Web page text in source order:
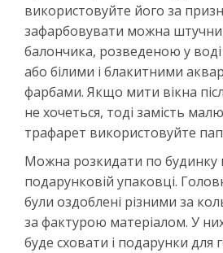
використовуйте його за
зафарбовувати можна
балончика, розведеною у
або білими і блакитними
фарбами. Якщо мити вікна після
не хочеться, тоді замість
трафарет використовуйте
Можна розкидати по будинку
подарунковій упаковці.
були оздоблені різними за
за фактурою матеріалом. У
буде сховати і подарунки для